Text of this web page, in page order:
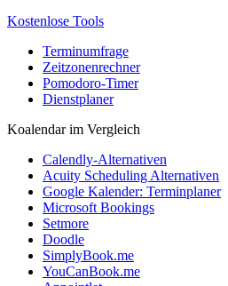
Kostenlose Tools
Terminumfrage
Zeitzonenrechner
Pomodoro-Timer
Dienstplaner
Koalendar im Vergleich
Calendly-Alternativen
Acuity Scheduling Alternativen
Google Kalender: Terminplaner
Microsoft Bookings
Setmore
Doodle
SimplyBook.me
YouCanBook.me